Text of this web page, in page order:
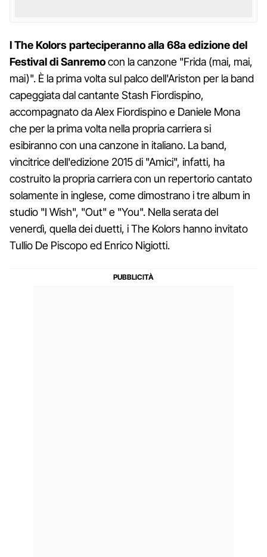
I The Kolors parteciperanno alla 68a edizione del
Festival di Sanremocon la canzone "Frida (mai, mai,
mai)". È la prima volta sul palco dell'Ariston per la band
capeggiata dal cantante Stash Fiordispino,
accompagnato da Alex Fiordispino e Daniele Mona
che per la prima volta nella propria carriera si
esibiranno con una canzone in italiano. La band,
vincitrice dell'edizione 2015 di "Amici", infatti, ha
costruito la propria carriera con un repertorio cantato
solamente in inglese, come dimostrano i tre album in
studio "I Wish", "Out" e "You". Nella serata del
venerdì, quella dei duetti, i The Kolors hanno invitato
Tullio De Piscopo ed Enrico Nigiotti.